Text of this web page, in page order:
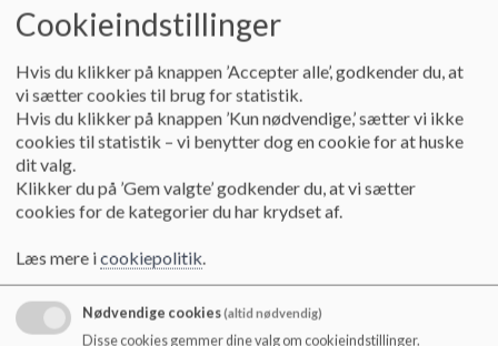
Feedback
Vi arbejder med læring gennem anvendelsen af feedback.
Både mellem lærer og elev, men også feedback fra elev til
elev. Feedback har vist sig som en af de vigtigste metoder til
at skabe læring, hvorfor vi arbejder målrettet med, at både
voksne og børn på skolen bliver bedre til at anvende
feedback som læringsskabende værktøj.
Stærke fællesskaber
for læring og trivsel. På Ferslev Skole har vi et
inklusionsgrundlag, der har fokus på at skabe stærke
fællesskaber. Et inklusionsgrundlag er til for alle og ikke kun
for de få. Derfor har vi fokus på at skabe stærke
Cookieindstillinger
Hvis du klikker på knappen ’Accepter alle’, godkender du, at
vi sætter cookies til brug for statistik.
Hvis du klikker på knappen ’Kun nødvendige,’ sætter vi ikke
cookies til statistik – vi benytter dog en cookie for at huske
dit valg.
Klikker du på ’Gem valgte’ godkender du, at vi sætter
cookies for de kategorier du har krydset af.
Læs mere icookiepolitik.
Nødvendige cookies(altid nødvendig)
Disse cookies gemmer dine valg om cookieindstillinger.